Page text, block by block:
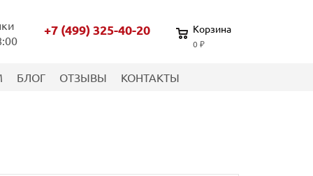
+7 (499) 325-40-20 Корзина
0 ₽
БЛОГ ОТЗЫВЫ КОНТАКТЫ